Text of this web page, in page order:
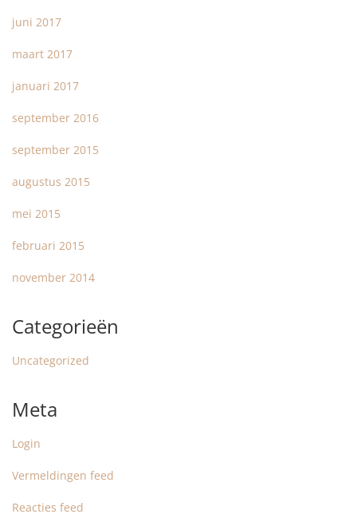
juni 2017
maart 2017
januari 2017
september 2016
september 2015
augustus 2015
mei 2015
februari 2015
november 2014
Categorieën
Uncategorized
Meta
Login
Vermeldingen feed
Reacties feed